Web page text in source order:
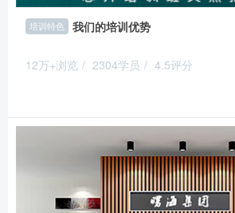
培训特色 我们的培训优势
12万+浏览 / 2304学员 / 4.5评分